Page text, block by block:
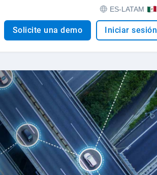
ES-LATAM
Solicite una demo Iniciar sesión